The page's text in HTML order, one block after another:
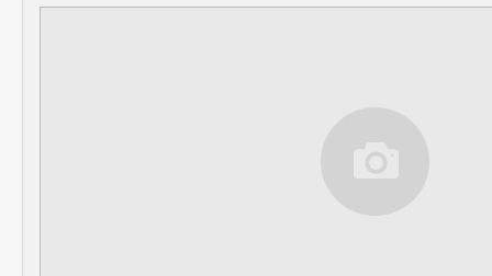
STATISTIQUES DE LA LIGUE